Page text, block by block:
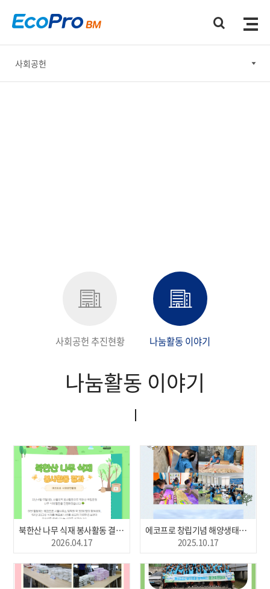
사회공헌
사회공헌 추진현황 나눔활동 이야기
나눔활동 이야기
북한산 나무 식재 봉사활동 결과(2026.4.17, 서울)
2026.04.17
에코프로 창립기념 해양생태계 보전 활동(2025.10.17, 태안)
2025.10.17